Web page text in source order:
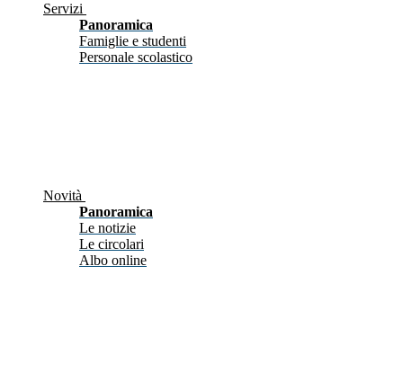
Servizi
Panoramica
Famiglie e studenti
Personale scolastico
Novità
Panoramica
Le notizie
Le circolari
Albo online